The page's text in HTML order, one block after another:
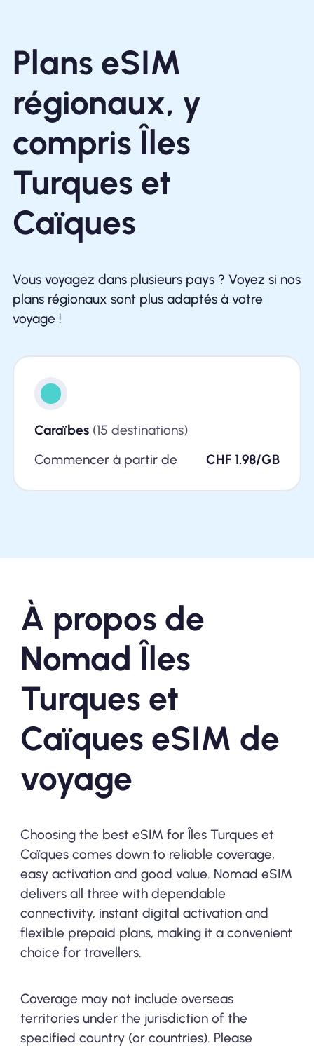
Plans eSIM
régionaux, y
compris Îles
Turques et
Caïques
Vous voyagez dans plusieurs pays ? Voyez si nos
plans régionaux sont plus adaptés à votre
voyage !
Caraïbes(15 destinations)
Commencer à partir de
CHF 1.98/GB
À propos de
Nomad Îles
Turques et
Caïques eSIM de
voyage
Choosing the best eSIM for Îles Turques et
Caïques comes down to reliable coverage,
easy activation and good value. Nomad eSIM
delivers all three with dependable
connectivity, instant digital activation and
flexible prepaid plans, making it a convenient
choice for travellers.
Coverage may not include overseas
territories under the jurisdiction of the
specified country (or countries). Please